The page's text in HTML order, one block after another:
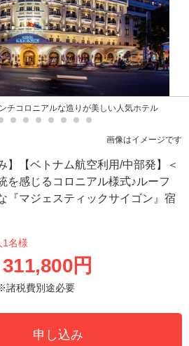
チコロニアルな造りが美しい人気ホテル
画像はイメージです
】【ベトナム航空利用/中部発】＜
を感じるコロニアル様式♪ルーフ
『マジェスティックサイゴン』宿
1名様
311,800円
諸税費別途必要
申し込み